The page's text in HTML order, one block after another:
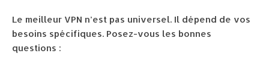
Le meilleur VPN n’est pas universel. Il dépend de vos
besoins spécifiques. Posez-vous les bonnes
questions :